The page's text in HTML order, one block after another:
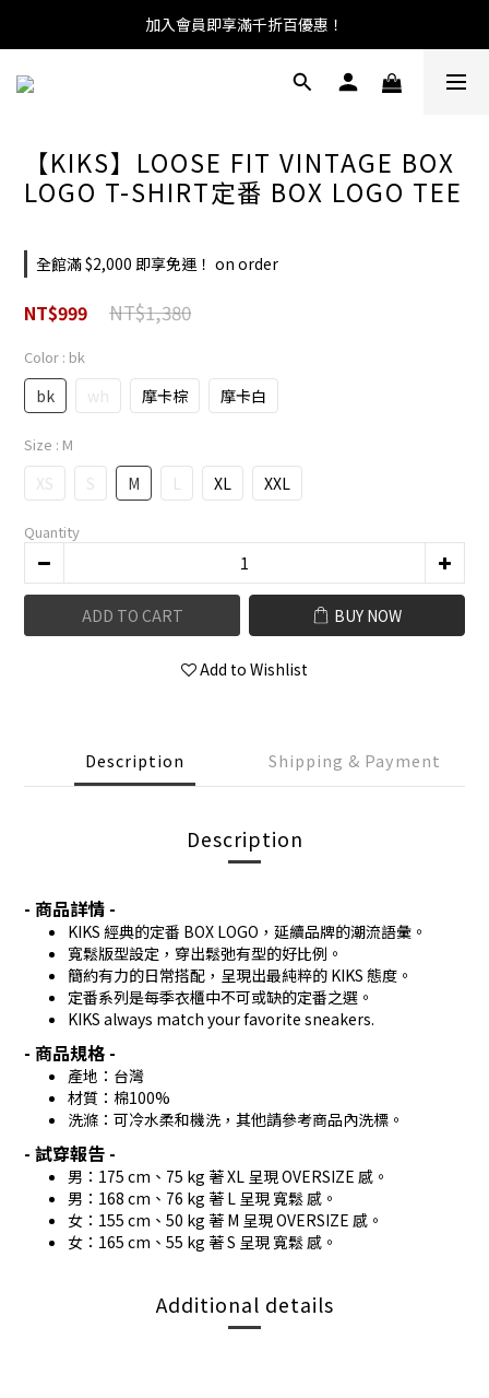
加入會員即享滿千折百優惠！
【KIKS】LOOSE FIT VINTAGE BOX
LOGO T-SHIRT定番 BOX LOGO TEE
全館滿 $2,000 即享免運！ on order
NT$999 NT$1,380
Color : bk
bk wh 摩卡棕 摩卡白
Size : M
XS S M L XL XXL
Quantity
ADD TO CART BUY NOW
Add to Wishlist
Description Shipping & Payment
Description
- 商品詳情 -
KIKS 經典的定番 BOX LOGO，延續品牌的潮流語彙。
寬鬆版型設定，穿出鬆弛有型的好比例。
簡約有力的日常搭配，呈現出最純粹的 KIKS 態度。
定番系列是每季衣櫃中不可或缺的定番之選。
KIKS always match your favorite sneakers.
- 商品規格 -
產地：台灣
材質：棉100%
洗滌：可冷水柔和機洗，其他請參考商品內洗標。
- 試穿報告 -
男：175 cm、75 kg 著 XL 呈現 OVERSIZE 感。
男：168 cm、76 kg 著 L 呈現 寬鬆 感。
女：155 cm、50 kg 著 M 呈現 OVERSIZE 感。
女：165 cm、55 kg 著 S 呈現 寬鬆 感。
Additional details